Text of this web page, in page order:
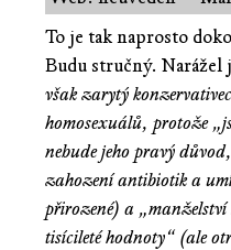
To je tak naprosto
Budu stručný. Narážel
však zarytý
homosexuálů, protože
nebude jeho pravý
zahození antibiotik a
přirozené) a
tisícileté hodnoty“ (ale